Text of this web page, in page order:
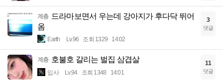
계층 드라마보면서 우는데 강아지가 후다닥 뛰어
옴
Earth Lv.96 조회 1329 14:02
3
댓글
계층 호불호 갈리는 벌집 삼겹살
입사 Lv.94 조회 1348 14:01
11
댓글